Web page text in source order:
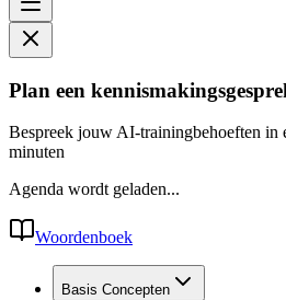
Plan een
Bespreek jouw AI-trainingbehoeften in
minuten
Agenda wordt geladen...
Woordenboek
Basis Concepten